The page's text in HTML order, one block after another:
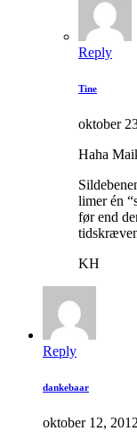
Reply
Tine
oktober
Haha
limer én
før end
KH
Reply
dankebaar
oktober 12,